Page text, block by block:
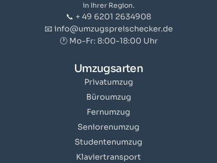
in Ihrer Region.
📞 + 49 6201 2634908
📧 info@umzugspreischecker.de
🕐 Mo-Fr: 8:00-18:00 Uhr
Umzugsarten
Privatumzug
Büroumzug
Fernumzug
Seniorenumzug
Studentenumzug
Klaviertransport